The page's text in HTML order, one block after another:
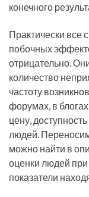
конечного
Практически все
побочных
отрицательно.
количество
частоту
форумах, в
цену,
людей.
можно найти в
оценки людей
показатели